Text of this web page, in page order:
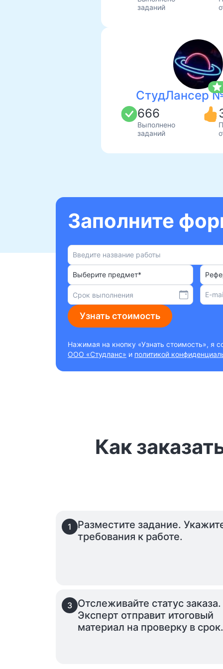
заданий
star
СтудЛансер
666
Выполнено
заданий
Заполните
Выберите предмет*
Узнать стоимость
Нажимая на кнопку «Узнать стоимость», я
ООО «Студланс» и политикой
Как
1
Разместите задание.
требования к работе.
3 Отслеживайте статус заказа.
Эксперт отправит итоговый
материал на проверку в срок.